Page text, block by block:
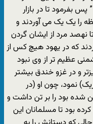
پس بفرمود تا در بازار
را یک یک می آوردند و
نهصد مرد از ایشان گردن
که در یهود هیچ کس از
عظیم تر از وی نبود
و در غزو خندق بیشتر
نمود، چون او (در
شده بود را بر تن داشت و
بود تا مسلمانان این